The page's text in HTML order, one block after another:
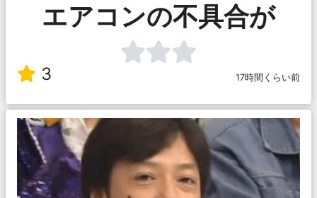
エアコンの不具合が
3 17時間くらい前